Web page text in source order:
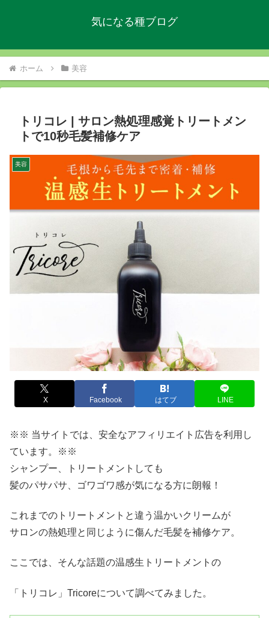
気になる種ブログ
ホーム 美容
トリコレ | サロン熱処理感覚トリートメン
トで10秒毛髪補修ケア
美容
X Facebook はてブ LINE
※※ 当サイトでは、安全なアフィリエイト広告を利用し
ています。※※
シャンプー、トリートメントしても
髪のパサパサ、ゴワゴワ感が気になる方に朗報！
これまでのトリートメントと違う温かいクリームが
サロンの熱処理と同じように傷んだ毛髪を補修ケア。
ここでは、そんな話題の温感生トリートメントの
「トリコレ」Tricoreについて調べてみました。